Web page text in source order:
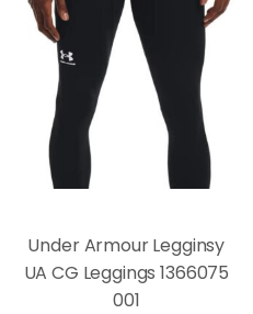
Under Armour Legginsy
UA CG Leggings 1366075
001